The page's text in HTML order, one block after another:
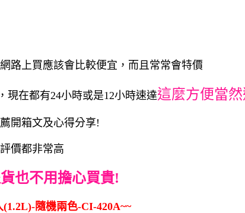
路上買應該會比較便宜，而且常常會特價
現在都有24小時或是12小時速達這麼方便當
開箱文及心得分享!
價都非常高
也不用擔心買貴!
隨機兩色-CI-420A~~